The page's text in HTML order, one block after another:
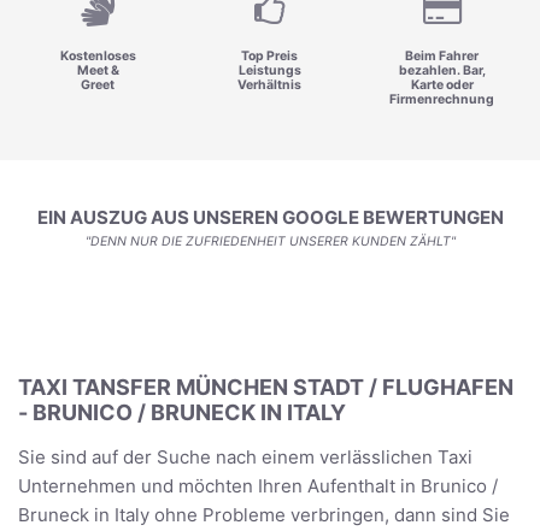
Kostenloses
Meet &
Greet
Top Preis
Leistungs
Verhältnis
Beim Fahrer
bezahlen. Bar,
Karte oder
Firmenrechnung
EIN AUSZUG AUS UNSEREN GOOGLE BEWERTUNGEN
"DENN NUR DIE ZUFRIEDENHEIT UNSERER KUNDEN ZÄHLT"
TAXI TANSFER MÜNCHEN STADT / FLUGHAFEN
- BRUNICO / BRUNECK IN ITALY
Sie sind auf der Suche nach einem verlässlichen Taxi
Unternehmen und möchten Ihren Aufenthalt in Brunico /
Bruneck in Italy ohne Probleme verbringen, dann sind Sie